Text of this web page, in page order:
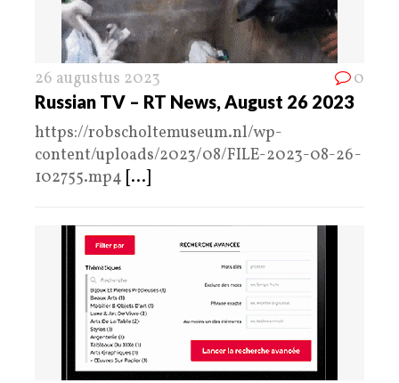
26 augustus 2023 0
Russian TV – RT News, August 26 2023
https://robscholtemuseum.nl/wp-
content/uploads/2023/08/FILE-2023-08-26-
102755.mp4 [...]